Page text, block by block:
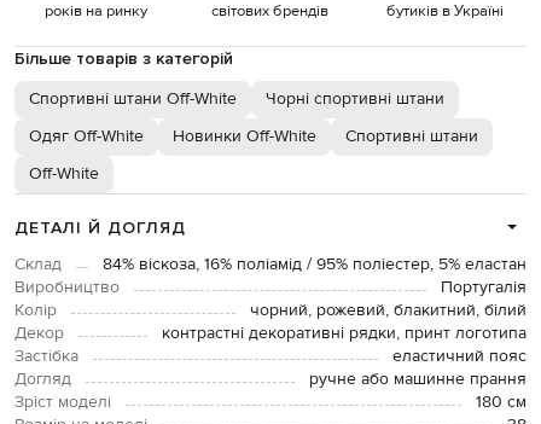
років на ринку світових брендів бутиків в Україні
Більше товарів з категорій
Спортивні штани Off-White
Чорні спортивні штани
Одяг Off-White
Новинки Off-White
Спортивні штани
Off-White
ДЕТАЛІ Й ДОГЛЯД
Склад
84% віскоза, 16% поліамід / 95% поліестер, 5% еластан
Виробництво
Португалія
Колір
чорний, рожевий, блакитний, білий
Декор
контрастні декоративні рядки, принт логотипа
Застібка
еластичний пояс
Догляд
ручне або машинне прання
Зріст моделі
180 см